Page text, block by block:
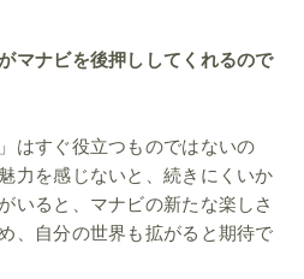
ナビを後押ししてくれるので
はすぐ役立つものではないの
力を感じないと、続きにくいか
いると、マナビの新たな楽しさ
、自分の世界も拡がると期待で